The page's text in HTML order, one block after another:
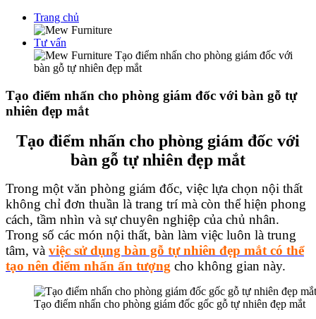
Trang chủ
Tư vấn
Tạo điểm nhấn cho phòng giám đốc với
bàn gỗ tự nhiên đẹp mắt
Tạo điểm nhấn cho phòng giám đốc với bàn gỗ tự
nhiên đẹp mắt
Tạo điểm nhấn cho phòng giám đốc với
bàn gỗ tự nhiên đẹp mắt
Trong một văn phòng giám đốc, việc lựa chọn nội thất
không chỉ đơn thuần là trang trí mà còn thể hiện phong
cách, tầm nhìn và sự chuyên nghiệp của chủ nhân.
Trong số các món nội thất, bàn làm việc luôn là trung
tâm, và việc sử dụng bàn gỗ tự nhiên đẹp mắt có thể
tạo nên điểm nhấn ấn tượng cho không gian này.
Tạo điểm nhấn cho phòng giám đốc gốc gỗ tự nhiên đẹp mắt